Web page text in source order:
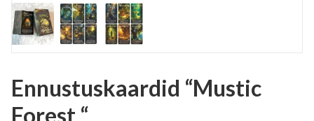
Ennustuskaardid “Mustic
Forest “